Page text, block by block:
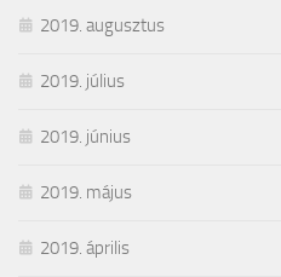
2019. augusztus
2019. július
2019. június
2019. május
2019. április